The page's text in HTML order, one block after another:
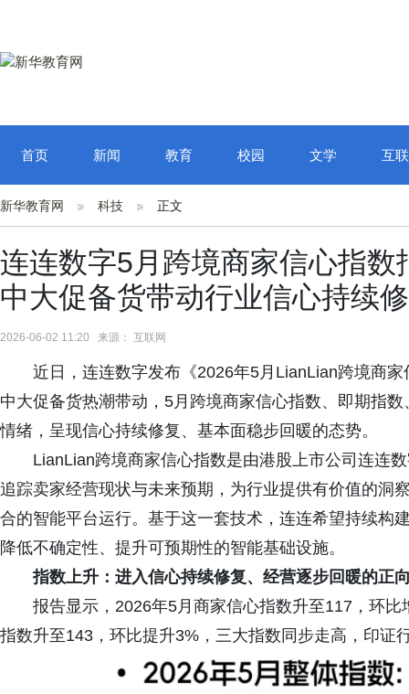
首页 新闻 教育 校园 文学 互
新华教育网 科技 正文
连连数字5月跨境商家信心指
中大促备货带动行业信心持续
2026-06-02 11:20 来源： 互联网
近日，连连数字发布《2026年5月LianLian跨境商
中大促备货热潮带动，5月跨境商家信心指数、即期指
情绪，呈现信心持续修复、基本面稳步回暖的态势。
LianLian跨境商家信心指数是由港股上市公司连连
追踪卖家经营现状与未来预期，为行业提供有价值的洞
合的智能平台运行。基于这一套技术，连连希望持续构
降低不确定性、提升可预期性的智能基础设施。
指数上升：进入信心持续修复、经营逐步回暖的正
报告显示，2026年5月商家信心指数升至117，环
指数升至143，环比提升3%，三大指数同步走高，印证